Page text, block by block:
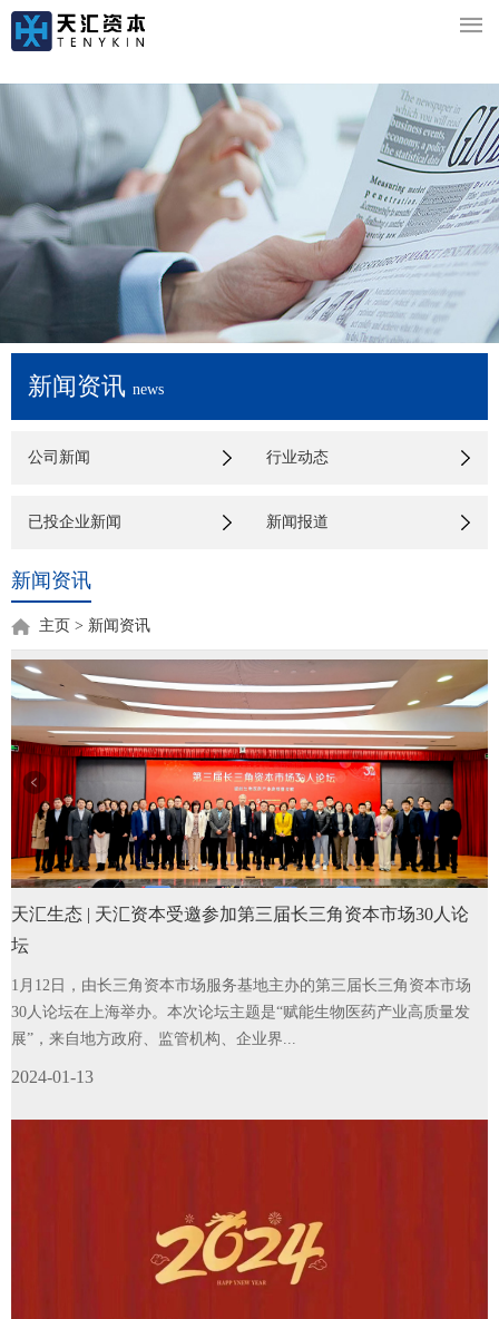

新闻资讯 news
公司新闻 行业动态
已投企业新闻 新闻报道
新闻资讯
主页 > 新闻资讯
天汇生态 | 天汇资本受邀参加第三届长三角资本市场30人论
坛
1月12日，由长三角资本市场服务基地主办的第三届长三角资本市场
30人论坛在上海举办。本次论坛主题是“赋能生物医药产业高质量发
展”，来自地方政府、监管机构、企业界...
2024-01-13